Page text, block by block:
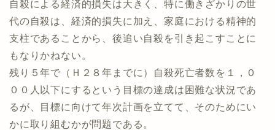
自殺による経済的損失は大きく、特に働きざかりの世
代の自殺は、経済的損失に加え、家庭における精神的
支柱であることから、後追い自殺を引き起こすことに
もなりかねない。
残り５年で（Ｈ２８年までに）自殺死亡者数を１，０
００人以下にするという目標の達成は困難な状況であ
るが、目標に向けて年次計画を立てて、そのためにい
かに取り組むかが問題である。